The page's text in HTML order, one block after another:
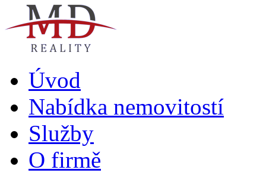
Úvod
Nabídka nemovitostí
Služby
O firmě